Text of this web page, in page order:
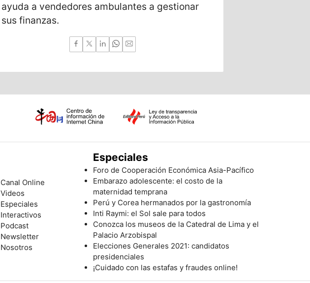
ayuda a vendedores ambulantes a gestionar
sus finanzas.
Canal Online
Videos
Especiales
Interactivos
Podcast
Newsletter
Nosotros
Especiales
Foro de Cooperación Económica Asia-Pacífico
Embarazo adolescente: el costo de la
maternidad temprana
Perú y Corea hermanados por la gastronomía
Inti Raymi: el Sol sale para todos
Conozca los museos de la Catedral de Lima y el
Palacio Arzobispal
Elecciones Generales 2021: candidatos
presidenciales
¡Cuidado con las estafas y fraudes online!